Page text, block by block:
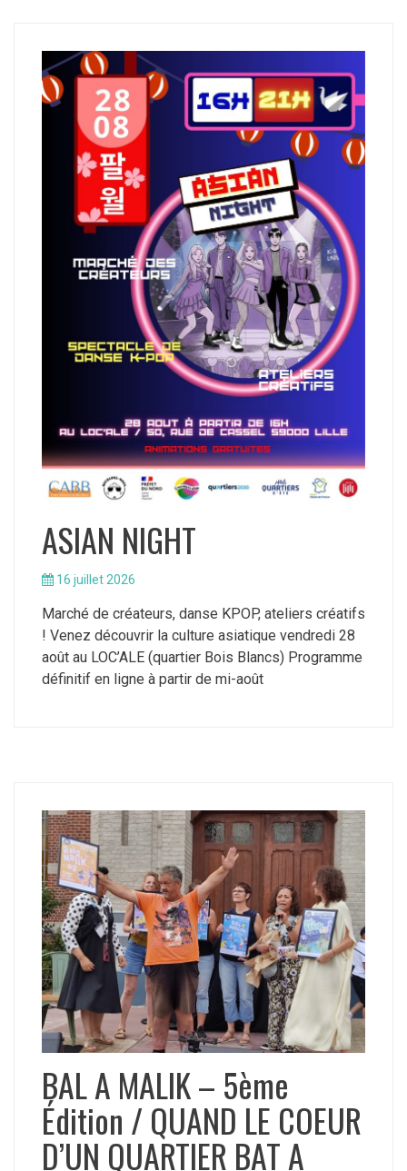
ASIAN NIGHT
16 juillet 2026
Marché de créateurs, danse KPOP, ateliers créatifs
! Venez découvrir la culture asiatique vendredi 28
août au LOC’ALE (quartier Bois Blancs) Programme
définitif en ligne à partir de mi-août
BAL A MALIK – 5ème
Édition / QUAND LE COEUR
D’UN QUARTIER BAT A